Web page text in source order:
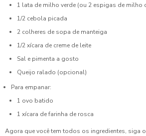
1 lata de milho verde (ou 2 espigas de milho
1/2 cebola picada
2 colheres de sopa de manteiga
1/2 xícara de creme de leite
Sal e pimenta a gosto
Queijo ralado (opcional)
Para empanar:
1 ovo batido
1 xícara de farinha de rosca
Agora que você tem todos os ingredientes, siga